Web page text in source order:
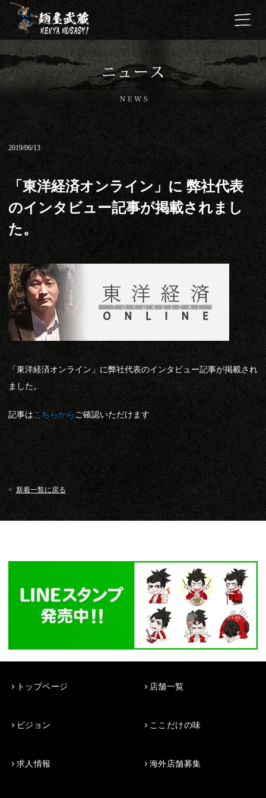
2019/06/13
「東洋経済オンライン」に 弊社代表
のインタビュー記事が掲載されまし
た。
「東洋経済オンライン」に弊社代表のインタビュー記事が掲載され
ました。
記事はこちらから ご確認いただけます
< 新着一覧に戻る
トップページ 店舗一覧
ビジョン ここだけの味
求人情報 海外店舗募集